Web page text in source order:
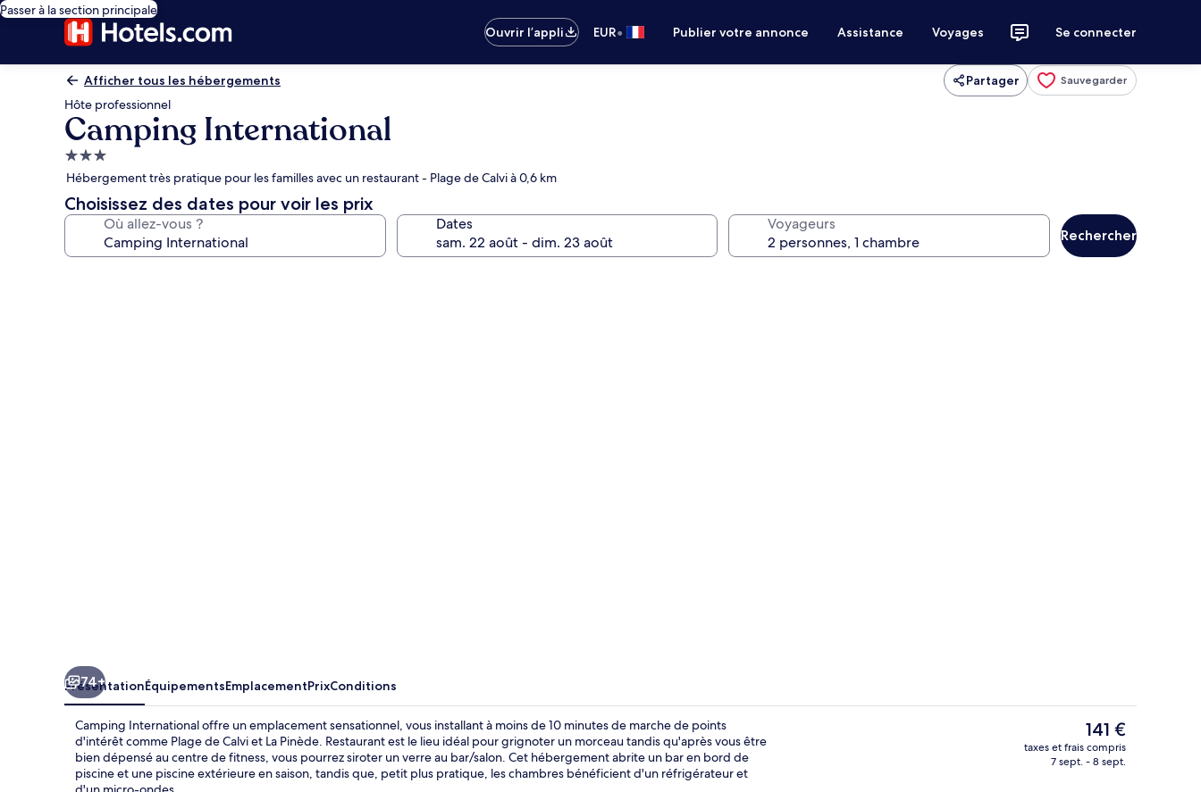
Passer à la section principale
Ouvrir l’appli
EUR• Publier votre annonce Assistance Voyages Se connecter
Afficher tous les hébergements Partager Sauvegarder
Hôte professionnel
Camping International
Hébergement
3.0 étoiles
Hébergement très pratique pour les familles avec un restaurant - Plage de Calvi à 0,6 km
Choisissez des dates pour voir les prix
Où allez-vous ? Dates Voyageurs
Rechercher
Plage à proximité Terrasse/Patio
74+
PrésentationÉquipementsEmplacementPrixConditions
Camping International offre un emplacement sensationnel, vous installant à moins de 10 minutes de marche de points
d'intérêt comme Plage de Calvi et La Pinède. Restaurant est le lieu idéal pour grignoter un morceau tandis qu'après vous être
bien dépensé au centre de fitness, vous pourrez siroter un verre au bar/salon. Cet hébergement abrite un bar en bord de
piscine et une piscine extérieure en saison, tandis que, petit plus pratique, les chambres bénéficient d'un réfrigérateur et
Le
prix
actuel
141 €
taxes et frais compris
7 sept. - 8 sept.